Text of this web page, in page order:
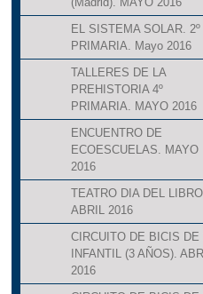
EL SISTEMA SOLAR. 2º
PRIMARIA. Mayo 2016
TALLERES DE LA
PREHISTORIA 4º
PRIMARIA. MAYO 2016
ENCUENTRO DE
ECOESCUELAS. MAYO
2016
TEATRO DIA DEL
ABRIL 2016
CIRCUITO DE BICIS DE
INFANTIL (3 AÑOS).
2016